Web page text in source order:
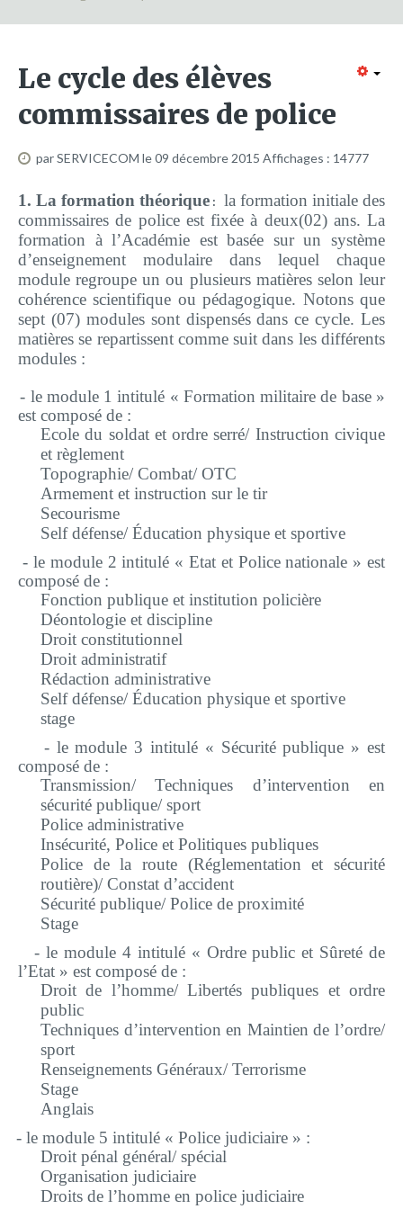
Formation continue
Avec la POLI.DH
Activités
bulletins électroniques d'information
Activités Hanns Seidel
Documentations
Avec l'Institut Danois des Droits de l'Homme
Activités
Publications à télécharger
E-services
Plateforme pédagogique
Bibliothèque en ligne
Centre de téléchargement
Nous Ecrire
logo
Le cycle des élèves
commissaires de police
par SERVICECOM le 09 décembre 2015 Affichages : 14777
1. La formation théorique : la formation initiale des
commissaires de police est fixée à deux(02) ans. La
formation à l’Académie est basée sur un système
d’enseignement modulaire dans lequel chaque
module regroupe un ou plusieurs matières selon leur
cohérence scientifique ou pédagogique. Notons que
sept (07) modules sont dispensés dans ce cycle. Les
matières se repartissent comme suit dans les différents
modules :
le module 1 intitulé « Formation militaire de base »
est composé de :
Ecole du soldat et ordre serré/ Instruction civique
et règlement
Topographie/ Combat/ OTC
Armement et instruction sur le tir
Secourisme
Self défense/ Éducation physique et sportive
le module 2 intitulé « Etat et Police nationale » est
composé de :
Fonction publique et institution policière
Déontologie et discipline
Droit constitutionnel
Droit administratif
Rédaction administrative
Self défense/ Éducation physique et sportive
stage
- lemodule 3 intitulé « Sécurité publique » est
composé de :
Transmission/ Techniques d’intervention en
sécurité publique/ sport
Police administrative
Insécurité, Police et Politiques publiques
Police de la route (Réglementation et sécurité
routière)/ Constat d’accident
Sécurité publique/ Police de proximité
Stage
- lemodule 4 intitulé « Ordre public et Sûreté de
l’Etat » est composé de :
Droit de l’homme/ Libertés publiques et ordre
public
Techniques d’intervention en Maintien de l’ordre/
sport
Renseignements Généraux/ Terrorisme
Stage
Anglais
- le module 5 intitulé « Police judiciaire » :
Droit pénal général/ spécial
Organisation judiciaire
Droits de l’homme en police judiciaire